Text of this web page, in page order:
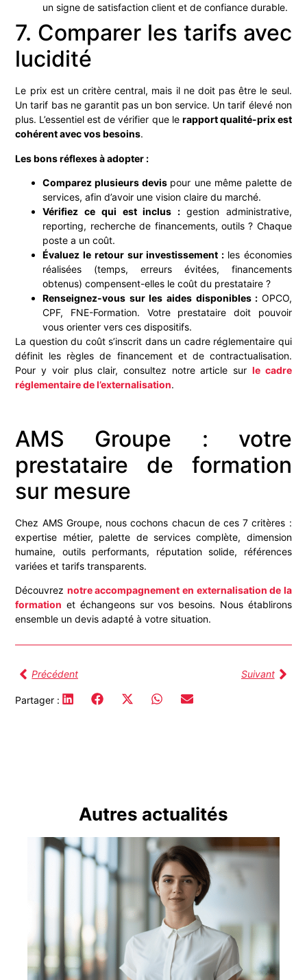
un signe de satisfaction client et de confiance durable.
7. Comparer les tarifs avec
lucidité
Le prix est un critère central, mais il ne doit pas être le seul.
Un tarif bas ne garantit pas un bon service. Un tarif élevé non
plus. L’essentiel est de vérifier que le rapport qualité-prix est
cohérent avec vos besoins.
Les bons réflexes à adopter :
Comparez plusieurs devis pour une même palette de
services, afin d’avoir une vision claire du marché.
Vérifiez ce qui est inclus : gestion administrative,
reporting, recherche de financements, outils ? Chaque
poste a un coût.
Évaluez le retour sur investissement : les économies
réalisées (temps, erreurs évitées, financements
obtenus) compensent-elles le coût du prestataire ?
Renseignez-vous sur les aides disponibles : OPCO,
CPF, FNE-Formation. Votre prestataire doit pouvoir
vous orienter vers ces dispositifs.
La question du coût s’inscrit dans un cadre réglementaire qui
définit les règles de financement et de contractualisation.
Pour y voir plus clair, consultez notre article sur le cadre
réglementaire de l’externalisation.
AMS Groupe : votre
prestataire de formation
sur mesure
Chez AMS Groupe, nous cochons chacun de ces 7 critères :
expertise métier, palette de services complète, dimension
humaine, outils performants, réputation solide, références
variées et tarifs transparents.
Découvrez notre accompagnement en externalisation de la
formation et échangeons sur vos besoins. Nous établirons
ensemble un devis adapté à votre situation.
Précédent Suivant
Partager :
Autres actualités